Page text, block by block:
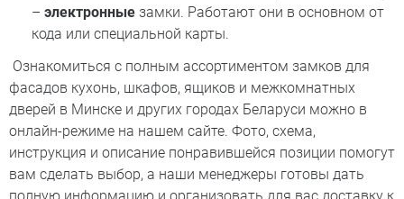
– электронные замки. Работают они в основном от
кода или специальной карты.
Ознакомиться с полным ассортиментом замков для
фасадов кухонь, шкафов, ящиков и межкомнатных
дверей в Минске и других городах Беларуси можно в
онлайн-режиме на нашем сайте. Фото, схема,
инструкция и описание понравившейся позиции помогут
вам сделать выбор, а наши менеджеры готовы дать